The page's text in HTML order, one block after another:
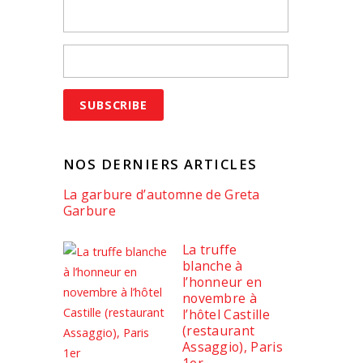
NOS DERNIERS ARTICLES
La garbure d’automne de Greta
Garbure
La truffe
blanche à
l’honneur en
novembre à
l’hôtel Castille
(restaurant
Assaggio), Paris